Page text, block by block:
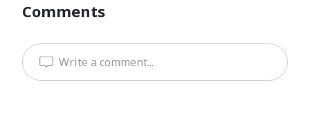
Comments
Write a comment...